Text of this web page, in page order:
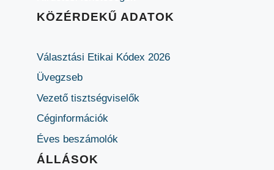
KÖZÉRDEKŰ ADATOK
Választási Etikai Kódex 2026
Üvegzseb
Vezető tisztségviselők
Céginformációk
Éves beszámolók
ÁLLÁSOK